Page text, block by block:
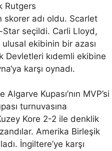
Rutgers
skorer adı oldu. Scarlet
seçildi. Carli Lloyd,
ekibinin bir azası
Devletleri kıdemli ekibine
karşı oynadı.
Kupası’nın MVP’si
turnuvasına
Kore 2-2 ile denklik
Amerika Birleşik
İngiltere’ye karşı